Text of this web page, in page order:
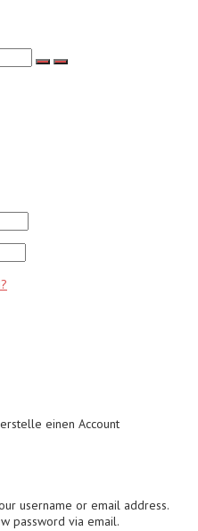
einen Account
username or email address.
password via email.